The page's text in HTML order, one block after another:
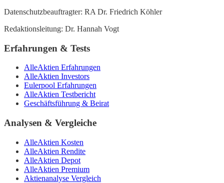
Datenschutzbeauftragter: RA Dr. Friedrich Köhler
Redaktionsleitung: Dr. Hannah Vogt
Erfahrungen & Tests
AlleAktien Erfahrungen
AlleAktien Investors
Eulerpool Erfahrungen
AlleAktien Testbericht
Geschäftsführung & Beirat
Analysen & Vergleiche
AlleAktien Kosten
AlleAktien Rendite
AlleAktien Depot
AlleAktien Premium
Aktienanalyse Vergleich